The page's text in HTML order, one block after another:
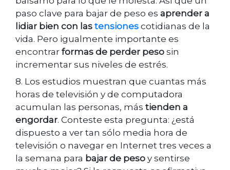
paso clave para bajar de peso es aprender a
lidiar bien con las tensiones cotidianas de la
vida. Pero igualmente importante es
encontrar formas de perder peso sin
incrementar sus niveles de estrés.
8. Los estudios muestran que cuantas más
horas de televisión y de computadora
acumulan las personas, más tienden a
engordar. Conteste esta pregunta: ¿está
dispuesto a ver tan sólo media hora de
televisión o navegar en Internet tres veces a
la semana para bajar de peso y sentirse